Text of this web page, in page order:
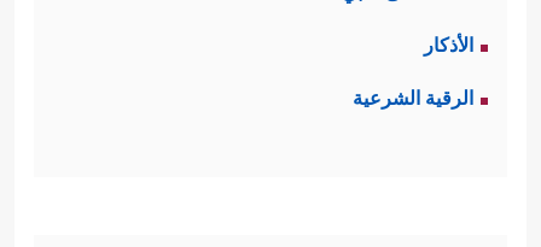
الأذكار
الرقية الشرعية